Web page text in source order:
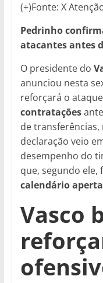
(+)Fonte: X
Pedrinho
atacantes antes
O presidente do
anunciou nesta
reforçará o
contratações
de transferências,
declaração veio
desempenho do
que, segundo
calendário
Vasco